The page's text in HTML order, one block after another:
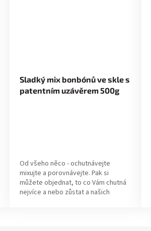
Sladký mix bonbónů ve skle s
patentním uzávěrem 500g
Od všeho něco - ochutnávejte
mixujte a porovnávejte. Pak si
můžete objednat, to co Vám chutná
nejvíce a nebo zůstat a našich